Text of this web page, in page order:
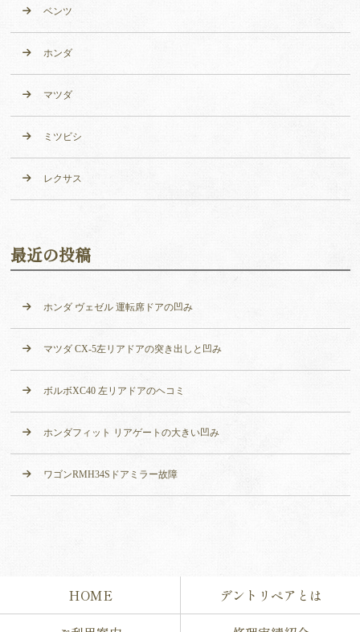
ベンツ
ホンダ
マツダ
ミツビシ
レクサス
最近の投稿
ホンダ ヴェゼル 運転席ドアの凹み
マツダ CX-5左リアドアの突き出しと凹み
ボルボXC40 左リアドアのヘコミ
ホンダフィット リアゲートの大きい凹み
ワゴンRMH34Sドアミラー故障
HOME
デントリペアとは